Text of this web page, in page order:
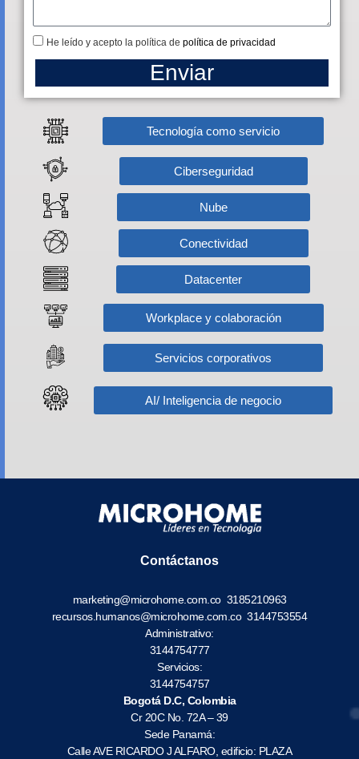
He leído y acepto la política de política de privacidad
Enviar
Tecnología como servicio
Ciberseguridad
Nube
Conectividad
Datacenter
Workplace y colaboración
Servicios corporativos
AI/ Inteligencia de negocio
Contáctanos
marketing@microhome.com.co 3185210963
recursos.humanos@microhome.com.co3144753554
Administrativo:
3144754777
Servicios:
3144754757
Bogotá D.C, Colombia
Cr 20C No. 72A – 39
Sede Panamá:
Calle AVE RICARDO J ALFARO, edificio: PLAZA